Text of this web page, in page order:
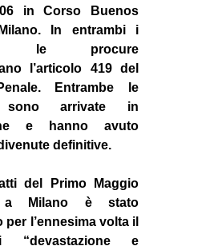
CULTURE
ARTE
CINEMA
MANIFESTI
MUSICA
RECENSIONI
AFRICA
AMERICHE
in Corso Buenos
In entrambi i
le procure
l’articolo 419 del
Entrambe le
sono arrivate in
e hanno avuto
definitive.
del Primo Maggio
a Milano è stato
l’ennesima volta il
“devastazione e